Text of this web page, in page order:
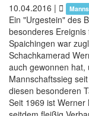
10.04.2016 |
Ein "Urgestein" des
besonderes
Spaichingen war
Schachkamerad
auch gewonnen hat,
Mannschaftssieg
diesen besonderen
Seit 1969 ist